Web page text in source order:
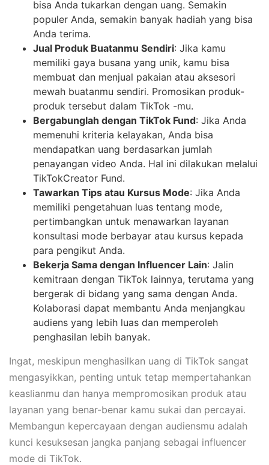
bisa Anda tukarkan dengan uang. Semakin
populer Anda, semakin banyak hadiah yang bisa
Anda terima.
Jual Produk Buatanmu Sendiri: Jika kamu
memiliki gaya busana yang unik, kamu bisa
membuat dan menjual pakaian atau aksesori
mewah buatanmu sendiri. Promosikan produk-
produk tersebut dalam TikTok -mu.
Bergabunglah dengan TikTok Fund: Jika Anda
memenuhi kriteria kelayakan, Anda bisa
mendapatkan uang berdasarkan jumlah
penayangan video Anda. Hal ini dilakukan melalui
TikTokCreator Fund.
Tawarkan Tips atau Kursus Mode: Jika Anda
memiliki pengetahuan luas tentang mode,
pertimbangkan untuk menawarkan layanan
konsultasi mode berbayar atau kursus kepada
para pengikut Anda.
Bekerja Sama dengan Influencer Lain: Jalin
kemitraan dengan TikTok lainnya, terutama yang
bergerak di bidang yang sama dengan Anda.
Kolaborasi dapat membantu Anda menjangkau
audiens yang lebih luas dan memperoleh
penghasilan lebih banyak.
Ingat, meskipun menghasilkan uang di TikTok sangat
mengasyikkan, penting untuk tetap mempertahankan
keaslianmu dan hanya mempromosikan produk atau
layanan yang benar-benar kamu sukai dan percayai.
Membangun kepercayaan dengan audiensmu adalah
kunci kesuksesan jangka panjang sebagai influencer
mode di TikTok.